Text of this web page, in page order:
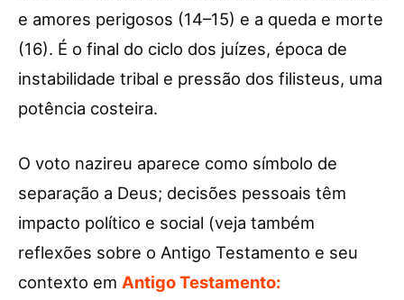
e amores perigosos (14–15) e a queda e morte
(16). É o final do ciclo dos juízes, época de
instabilidade tribal e pressão dos filisteus, uma
potência costeira.
O voto nazireu aparece como símbolo de
separação a Deus; decisões pessoais têm
impacto político e social (veja também
reflexões sobre o Antigo Testamento e seu
contexto em Antigo Testamento: